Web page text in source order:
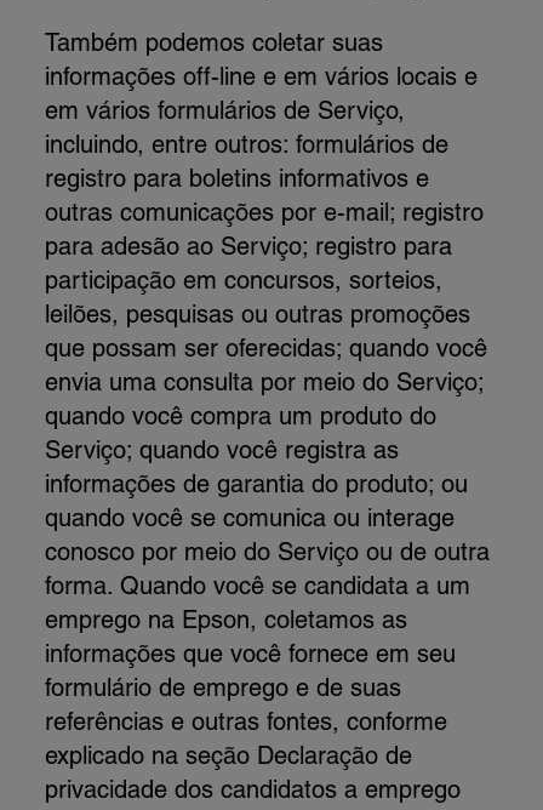
Também podemos coletar suas
informações off-line e em vários locais e
em vários formulários de Serviço,
incluindo, entre outros: formulários de
registro para boletins informativos e
outras comunicações por e-mail; registro
para adesão ao Serviço; registro para
participação em concursos, sorteios,
leilões, pesquisas ou outras promoções
que possam ser oferecidas; quando você
envia uma consulta por meio do Serviço;
quando você compra um produto do
Serviço; quando você registra as
informações de garantia do produto; ou
quando você se comunica ou interage
conosco por meio do Serviço ou de outra
forma. Quando você se candidata a um
emprego na Epson, coletamos as
informações que você fornece em seu
formulário de emprego e de suas
referências e outras fontes, conforme
explicado na seção Declaração de
privacidade dos candidatos a emprego